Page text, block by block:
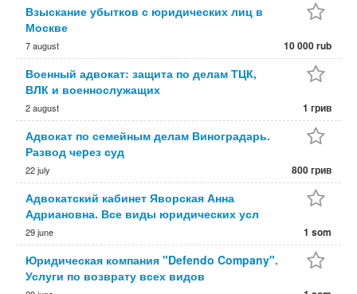
Взыскание убытков с юридических лиц в
Москве
7 august 10 000 rub
Военный адвокат: защита по делам ТЦК,
ВЛК и военнослужащих
2 august 1 грив
Адвокат по семейным делам Виноградарь.
Развод чеpез суд
22 july 800 грив
Адвокатский кабинет Яворская Анна
Адриановна. Все виды юридических усл
29 june 1 som
Юридическая компания "Defendo Company".
Услуги по возврату всех видов